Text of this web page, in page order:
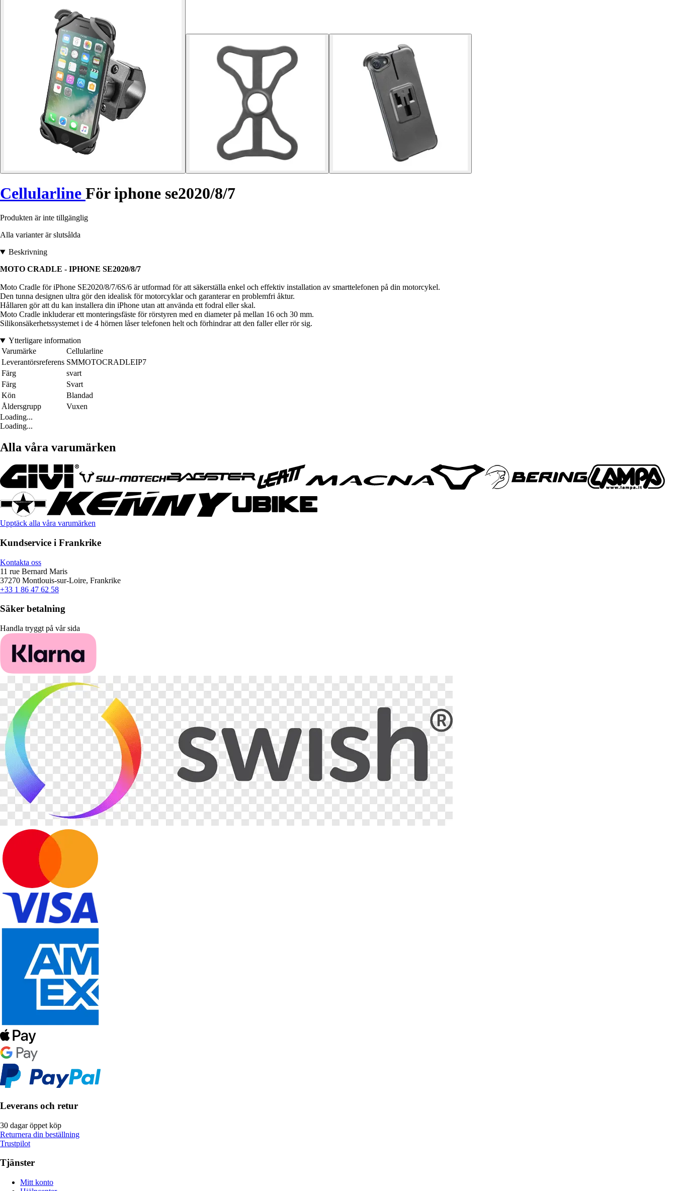
Cellularline För iphone se2020/8/7
Produkten är inte tillgänglig
Alla varianter är slutsålda
Beskrivning
MOTO CRADLE - IPHONE SE2020/8/7
Moto Cradle för iPhone SE2020/8/7/6S/6 är utformad för att säkerställa enkel och effektiv installation av smarttelefonen på din motorcykel.
Den tunna designen ultra gör den idealisk för motorcyklar och garanterar en problemfri åktur.
Hållaren gör att du kan installera din iPhone utan att använda ett fodral eller skal.
Moto Cradle inkluderar ett monteringsfäste för rörstyren med en diameter på mellan 16 och 30 mm.
Silikonsäkerhetssystemet i de 4 hörnen låser telefonen helt och förhindrar att den faller eller rör sig.
Ytterligare information
Varumärke
Cellularline
Leverantörsreferens SMMOTOCRADLEIP7
Färg
svart
Färg
Svart
Kön
Blandad
Åldersgrupp
Vuxen
Loading...
Loading...
Alla våra varumärken
Upptäck alla våra varumärken
Kundservice i Frankrike
Kontakta oss
11 rue Bernard Maris
37270 Montlouis-sur-Loire, Frankrike
+33 1 86 47 62 58
Säker betalning
Handla tryggt på vår sida
Leverans och retur
30 dagar öppet köp
Returnera din beställning
Trustpilot
Tjänster
Mitt konto